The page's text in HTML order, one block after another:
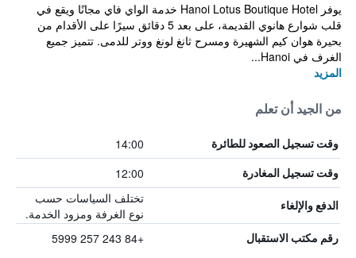
يوفر Hanoi Lotus Boutique Hotel خدمة الواي فاي مجانًا ويقع في
قلب شوارع هانوي القديمة، على بعد 5 دقائق سيرًا على الأقدام من
بحيرة هوان كيم الشهيرة ومسرح ثانغ لونغ ووتر للدمى. تتميز جميع
الغرف في Hanoi...
المزيد
من الجيد أن تعلم
وقت تسجيل الصعود للطائرة 14:00
وقت تسجيل المغادرة 12:00
الدفع والإلغاء
تختلف السياسات حسب
نوع الغرفة ومزود الخدمة.
رقم مكتب الاستقبال +84 243 257 5999